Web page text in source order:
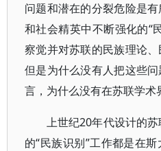
问题和潜在的分裂危险是
和社会精英中不断强化的“
察觉并对苏联的民族理论、
但是为什么没有人把这些
言，为什么没有在苏联学术
上世纪20年代设计的
的“民族识别”工作都是在